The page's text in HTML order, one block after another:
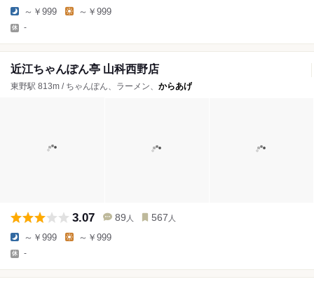
～￥999 ～￥999
-
近江ちゃんぽん亭 山科西野店
東野駅 813m / ちゃんぽん、ラーメン、 からあげ
3.07 89 人 567 人
～￥999 ～￥999
-